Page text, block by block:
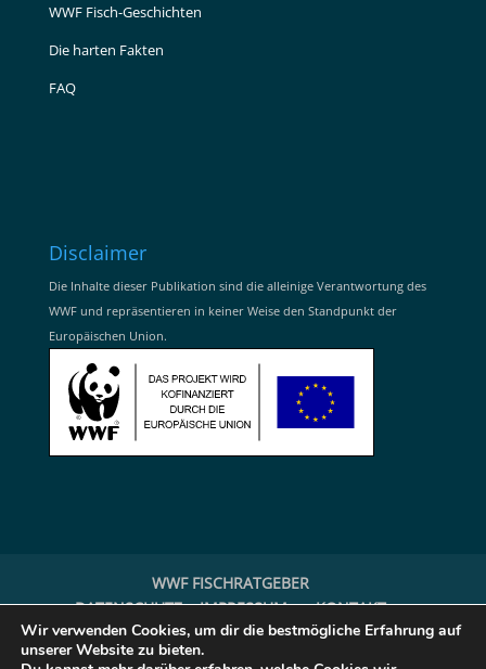
WWF Fisch-Geschichten
Die harten Fakten
FAQ
Disclaimer
Die Inhalte dieser Publikation sind die alleinige Verantwortung des
WWF und repräsentieren in keiner Weise den Standpunkt der
Europäischen Union.
WWF FISCHRATGEBER
DATENSCHUTZ + IMPRESSUM
KONTAKT
FISH FORWARD
Wir verwenden Cookies, um dir die bestmögliche Erfahrung auf
unserer Website zu bieten.